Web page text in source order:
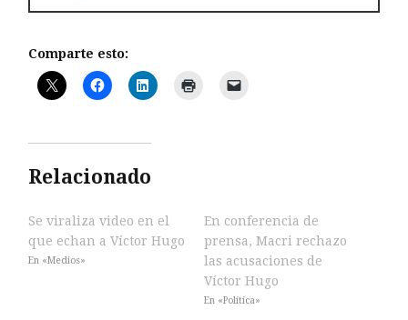
Comparte esto:
Relacionado
Se viraliza video en el
que echan a Víctor Hugo
En «Medios»
En conferencia de
prensa, Macri rechazo
las acusaciones de
Víctor Hugo
En «Política»